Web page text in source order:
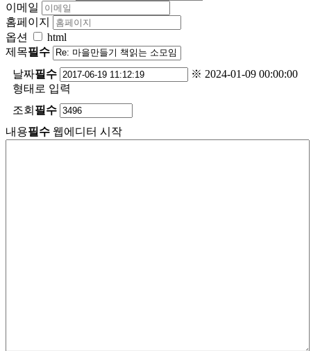
이메일
홈페이지
옵션
html
제목필수
날짜필수
※ 2024-01-09 00:00:00
형태로 입력
조회 필수
내용필수 웹에디터 시작